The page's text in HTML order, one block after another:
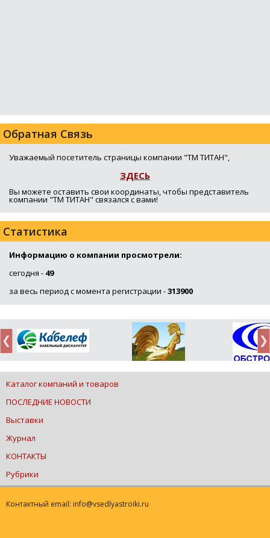
Обратная Связь
Уважаемый посетитель страницы компании "ТМ ТИТАН",
ЗДЕСЬ
Вы можете оставить свои координаты, чтобы представитель
компании "ТМ ТИТАН" связался с вами!
Статистика
Информацию о компании просмотрели:
сегодня - 49
за весь период с момента регистрации -313900
Каталог компаний и товаров
ПОСЛЕДНИЕ НОВОСТИ
Выставки
Журнал
КОНТАКТЫ
Рубрики
Контактный email: info@vsedlyastroiki.ru